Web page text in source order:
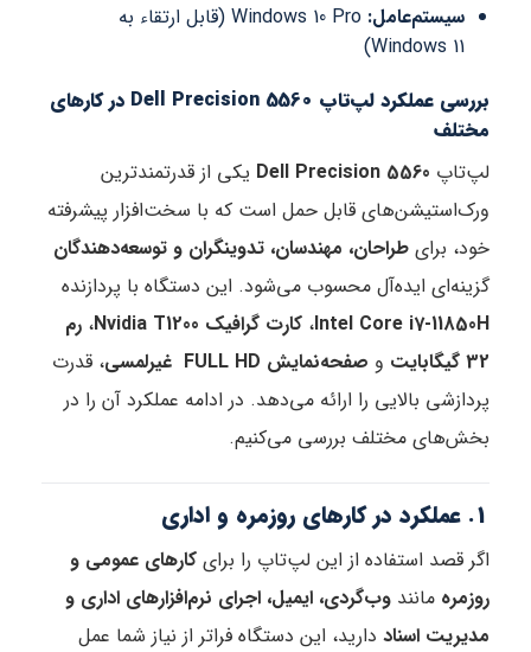
سیستم‌عامل:
Windows 10 Pro (قابل ارتقاء به
Windows 11)
بررسی عملکرد لپ‌تاپ Dell Precision 5560 در کارهای
مختلف
لپ‌تاپ Dell Precision 5560 یکی از قدرتمندترین
ورک‌استیشن‌های قابل حمل است که با سخت‌افزار پیشرفته
خود، برای طراحان، مهندسان، تدوینگران و توسعه‌دهندگان
گزینه‌ای ایده‌آل محسوب می‌شود. این دستگاه با پردازنده
Intel Core i7-11850H، کارت گرافیک Nvidia T1200 ، رم
32 گیگابایت
و صفحه‌نمایش FULL HD غیرلمسی
، قدرت
پردازشی بالایی را ارائه می‌دهد. در ادامه عملکرد آن را در
بخش‌های مختلف بررسی می‌کنیم.
1. عملکرد در کارهای روزمره و اداری
اگر قصد استفاده از این لپ‌تاپ را برای کارهای عمومی و
روزمره مانند وب‌گردی، ایمیل، اجرای نرم‌افزارهای اداری و
مدیریت اسناد دارید، این دستگاه فراتر از نیاز شما عمل